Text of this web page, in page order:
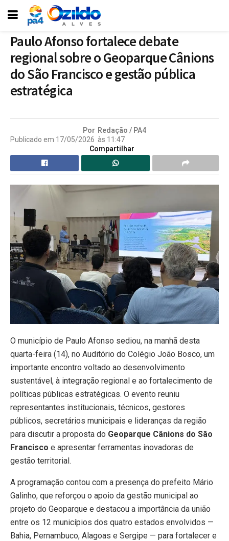
Paulo Afonso fortalece debate
regional sobre o Geoparque Cânions
do São Francisco e gestão pública
estratégica
Por Redação / PA4
Publicado em 17/05/2026 às 11:47
Compartilhar
O município de Paulo Afonso sediou, na manhã desta
quarta-feira (14), no Auditório do Colégio João Bosco, um
importante encontro voltado ao desenvolvimento
sustentável, à integração regional e ao fortalecimento de
políticas públicas estratégicas. O evento reuniu
representantes institucionais, técnicos, gestores
públicos, secretários municipais e lideranças da região
para discutir a proposta do Geoparque Cânions do São
Francisco e apresentar ferramentas inovadoras de
gestão territorial.
A programação contou com a presença do prefeito Mário
Galinho, que reforçou o apoio da gestão municipal ao
projeto do Geoparque e destacou a importância da união
entre os 12 municípios dos quatro estados envolvidos —
Bahia, Pernambuco, Alagoas e Sergipe — para fortalecer e